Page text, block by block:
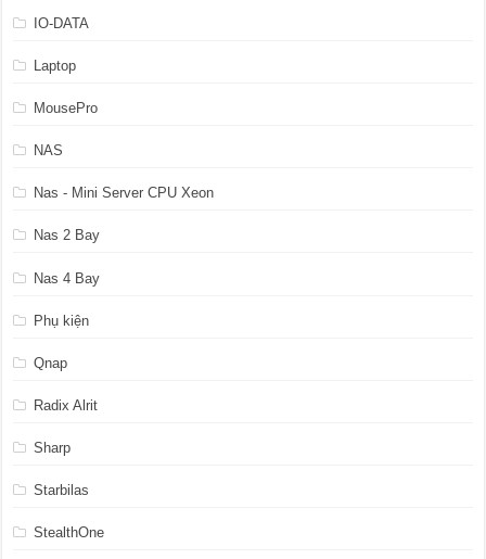
IO-DATA
Laptop
MousePro
NAS
Nas - Mini Server CPU Xeon
Nas 2 Bay
Nas 4 Bay
Phụ kiện
Qnap
Radix Alrit
Sharp
Starbilas
StealthOne